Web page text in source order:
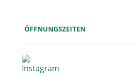
ÖFFNUNGSZEITEN